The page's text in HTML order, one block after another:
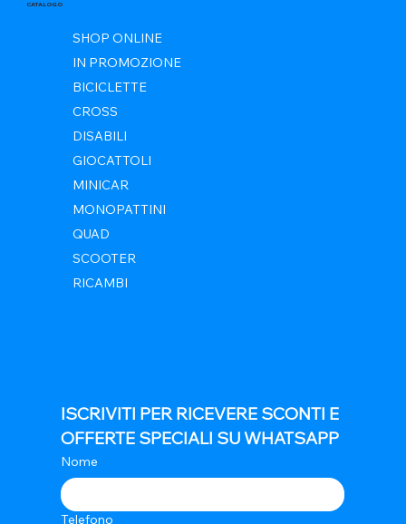
CATALOGO
SHOP ONLINE
IN PROMOZIONE
BICICLETTE
CROSS
DISABILI
GIOCATTOLI
MINICAR
MONOPATTINI
QUAD
SCOOTER
RICAMBI
ISCRIVITI PER RICEVERE SCONTI E
OFFERTE SPECIALI SU WHATSAPP
Nome
Telefono